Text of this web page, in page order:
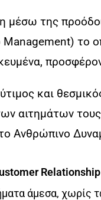
μέσω της
το
και
αιτημάτων
Ανθρώπινο
άμεσα, χωρίς